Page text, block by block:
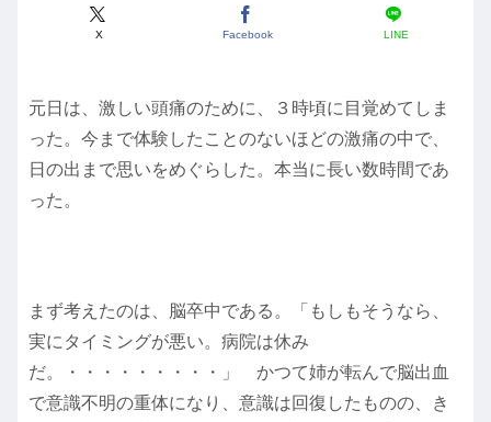
X Facebook LINE
元日は、激しい頭痛のために、３時頃に目覚めてしま
った。今まで体験したことのないほどの激痛の中で、
日の出まで思いをめぐらした。本当に長い数時間であ
った。
まず考えたのは、脳卒中である。「もしもそうなら、
実にタイミングが悪い。病院は休み
だ。・・・・・・・・・」 かつて姉が転んで脳出血
で意識不明の重体になり、意識は回復したものの、き